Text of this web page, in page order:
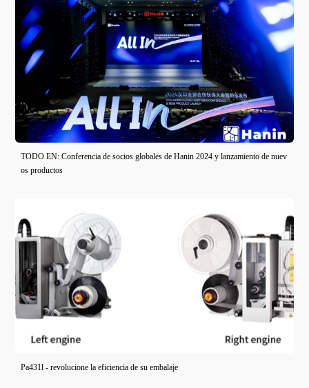
TODO EN: Conferencia de socios globales de Hanin 2024 y lanzamiento de nuev
os productos
Pa431l - revolucione la eficiencia de su embalaje